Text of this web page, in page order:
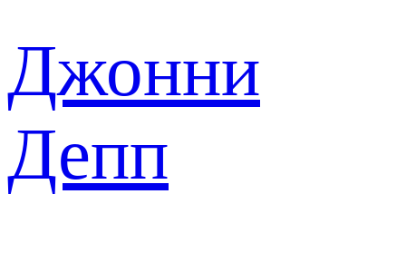
Джонни
Депп